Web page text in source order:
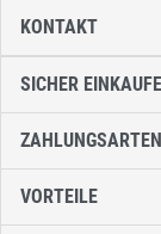
SICHER
ZAHLUNGSARTEN
VORTEILE
KONTAKT